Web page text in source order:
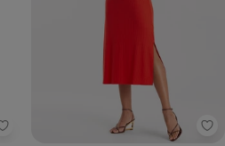
Enfim - Vestido Mídi Reto Cut